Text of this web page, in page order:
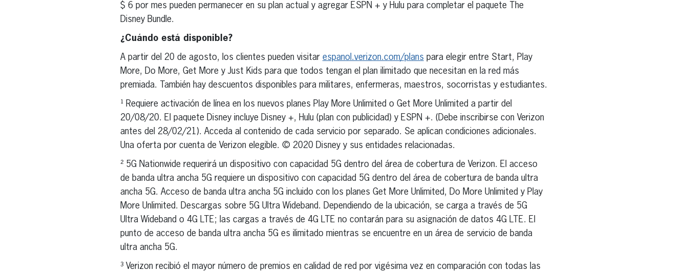
$ 6 por mes pueden permanecer en su plan actual y agregar ESPN + y Hulu para completar el paquete The
Disney Bundle.
¿Cuándo está disponible?
A partir del 20 de agosto, los clientes pueden visitar espanol.verizon.com/plans para elegir entre Start, Play
More, Do More, Get More y Just Kids para que todos tengan el plan ilimitado que necesitan en la red más
premiada. También hay descuentos disponibles para militares, enfermeras, maestros, socorristas y estudiantes.
¹ Requiere activación de línea en los nuevos planes Play More Unlimited o Get More Unlimited a partir del
20/08/20. El paquete Disney incluye Disney +, Hulu (plan con publicidad) y ESPN +. (Debe inscribirse con Verizon
antes del 28/02/21). Acceda al contenido de cada servicio por separado. Se aplican condiciones adicionales.
Una oferta por cuenta de Verizon elegible. © 2020 Disney y sus entidades relacionadas.
² 5G Nationwide requerirá un dispositivo con capacidad 5G dentro del área de cobertura de Verizon. El acceso
de banda ultra ancha 5G requiere un dispositivo con capacidad 5G dentro del área de cobertura de banda ultra
ancha 5G. Acceso de banda ultra ancha 5G incluido con los planes Get More Unlimited, Do More Unlimited y Play
More Unlimited. Descargas sobre 5G Ultra Wideband. Dependiendo de la ubicación, se carga a través de 5G
Ultra Wideband o 4G LTE; las cargas a través de 4G LTE no contarán para su asignación de datos 4G LTE. El
punto de acceso de banda ultra ancha 5G es ilimitado mientras se encuentre en un área de servicio de banda
ultra ancha 5G.
³ Verizon recibió el mayor número de premios en calidad de red por vigésima vez en comparación con todas las